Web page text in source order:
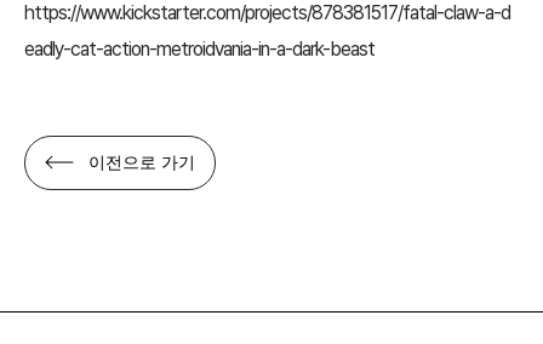
https://www.kickstarter.com/projects/878381517/fatal-claw-a-d
eadly-cat-action-metroidvania-in-a-dark-beast
이전으로 가기